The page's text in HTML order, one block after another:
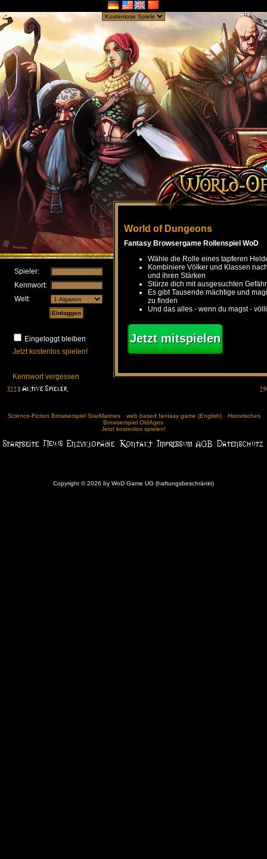
Spieler:
Kennwort:
Welt:
Eingeloggt bleiben
Jetzt kostenlos spielen!
Kennwort vergessen
World of Dungeons
Fantasy Browsergame Rollenspiel WoD
Wähle die Rolle eines tapferen
Kombiniere Völker und Klassen
und ihren Stärken
Stürze dich mit ausgesuchten
Es gibt Tausende mächtige und
zu finden
Und das alles - wenn du magst -
Jetzt mitspielen
Science-Fiction Browserspiel StarMarines web based fantasy game (English)
Historisches
Browserspiel OldAges
Jetzt kostenlos spielen!
Copyright © 2026 by WoD Game UG (haftungsbeschränkt)